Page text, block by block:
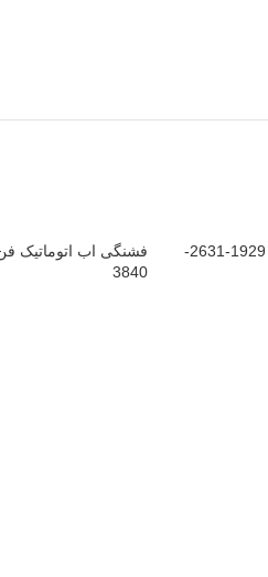
دستگیره درب باز کن داخلی امیکو 1929-2631-
3840